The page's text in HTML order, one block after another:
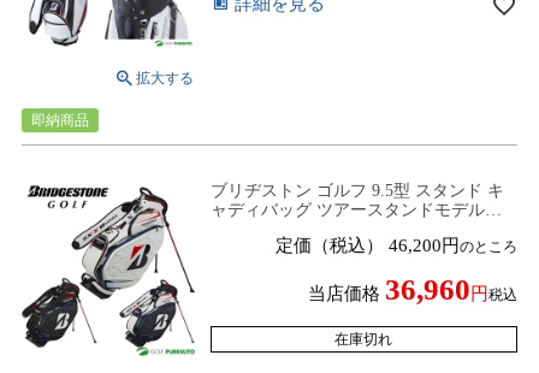
即納商品
ブリヂストン ゴルフ 9.5型 スタンド キ
ャディバッグ ツアースタンドモデル
印無料！ 2026年モデル BRIDGESTONE
定価（税込） 46,200 のところ
当店価格 36,960 税込
在庫切れ